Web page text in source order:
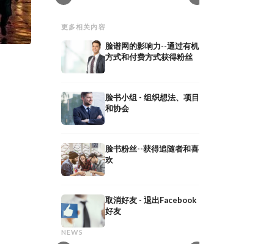
更多相关内容
脸谱网的影响力--通过有机
方式和付费方式获得粉丝
脸书小组 - 组织想法、项目
和协会
脸书粉丝--获得追随者和喜
欢
取消好友 - 退出Facebook
好友
NEWS
共享媒体：定义、意义及在
共享媒体：定义、意义及在 PESO 模型中